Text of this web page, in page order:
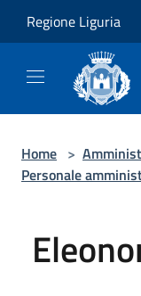
Regione Liguria
Home >
Personale